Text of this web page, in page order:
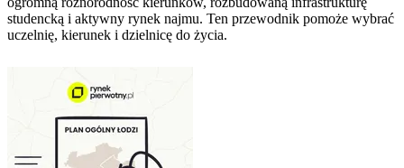
studencką i aktywny rynek najmu. Ten przewodnik pomoże wybrać
uczelnię, kierunek i dzielnicę do życia.